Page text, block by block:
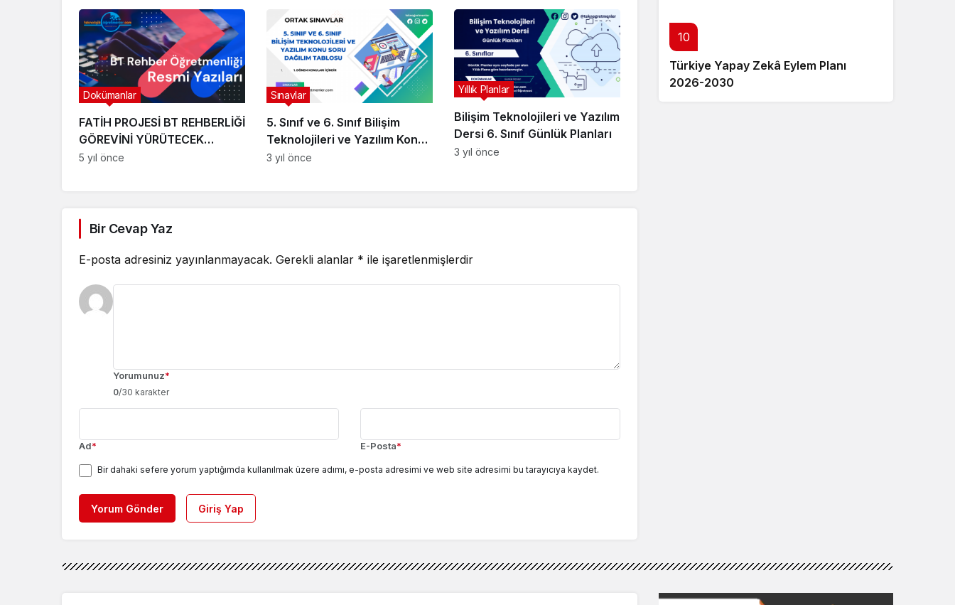
ve Çalışma Esasları Yazısı
FATİH PROJESİ BT REHBERLİĞİ
GÖREVİNİ YÜRÜTECEK
ÖĞRETMENLERİN GÖREVLERİ
Dokümanlar
5 yıl önce
5. Sınıf ve 6. Sınıf Bilişim
Teknolojileri ve Yazılım Konu
Soru Dağılım Tablosu
Sınavlar
3 yıl önce
Bilişim Teknolojileri ve Yazılım
Dersi 6. Sınıf Günlük Planları
Yıllık Planlar
3 yıl önce
Bir Cevap Yaz
E-posta adresiniz yayınlanmayacak. Gerekli alanlar * ile işaretlenmişlerdir
Yorumunuz*
0/30 karakter
Ad* E-Posta*
Bir dahaki sefere yorum yaptığımda kullanılmak üzere adımı, e-posta adresimi ve web site adresimi bu tarayıcıya kaydet.
Yorum Gönder Giriş Yap
10
Türkiye Yapay Zekâ Eylem Planı
2026-2030